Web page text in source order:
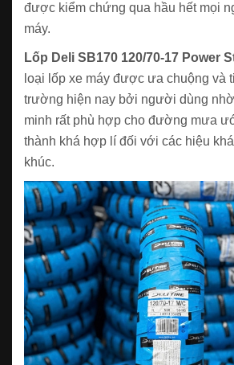
được kiểm chứng qua hầu hết mọi
máy.
Lốp Deli SB170 120/70-17 Power
loại lốp xe máy được ưa chuộng và
trường hiện nay bởi người dùng
minh rất phù hợp cho đường mưa
thành khá hợp lí đối với các hiệu
khúc.